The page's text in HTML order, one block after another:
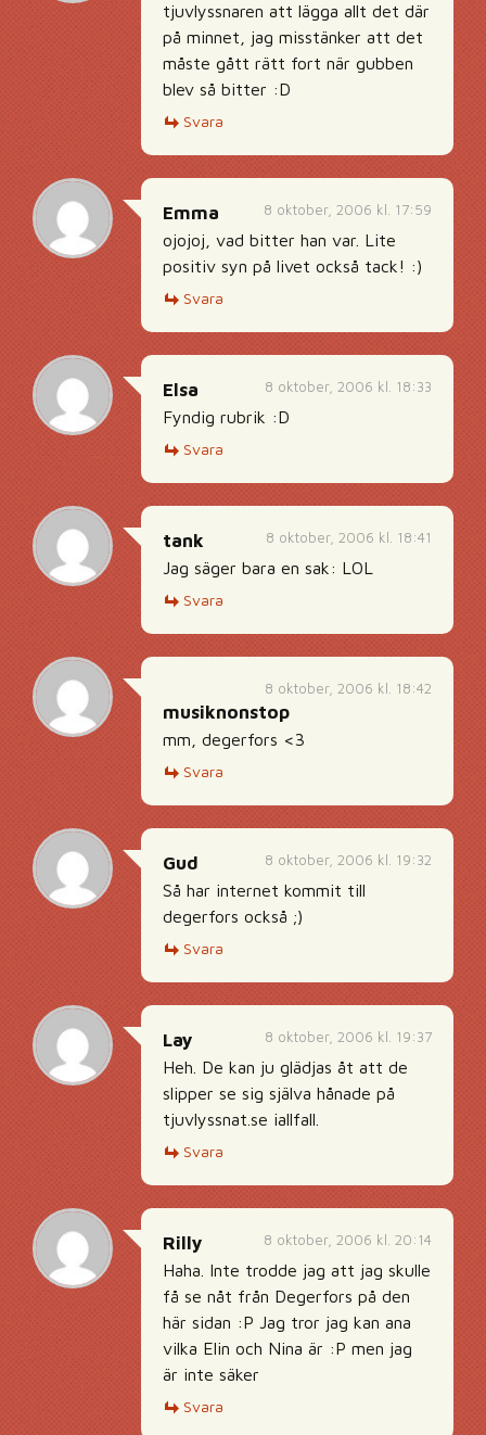
tjuvlyssnaren att lägga allt det där
på minnet, jag misstänker att det
måste gått rätt fort när gubben
blev så bitter :D
Svara
8 oktober, 2006 kl. 17:59
Emma
ojojoj, vad bitter han var. Lite
positiv syn på livet också tack! :)
Svara
8 oktober, 2006 kl. 18:33
Elsa
Fyndig rubrik :D
Svara
8 oktober, 2006 kl. 18:41
tank
Jag säger bara en sak: LOL
Svara
8 oktober, 2006 kl. 18:42
musiknonstop
mm, degerfors <3
Svara
8 oktober, 2006 kl. 19:32
Gud
Så har internet kommit till
degerfors också ;)
Svara
8 oktober, 2006 kl. 19:37
Lay
Heh. De kan ju glädjas åt att de
slipper se sig själva hånade på
tjuvlyssnat.se iallfall.
Svara
8 oktober, 2006 kl. 20:14
Rilly
Haha. Inte trodde jag att jag skulle
få se nåt från Degerfors på den
här sidan :P Jag tror jag kan ana
vilka Elin och Nina är :P men jag
är inte säker
Svara